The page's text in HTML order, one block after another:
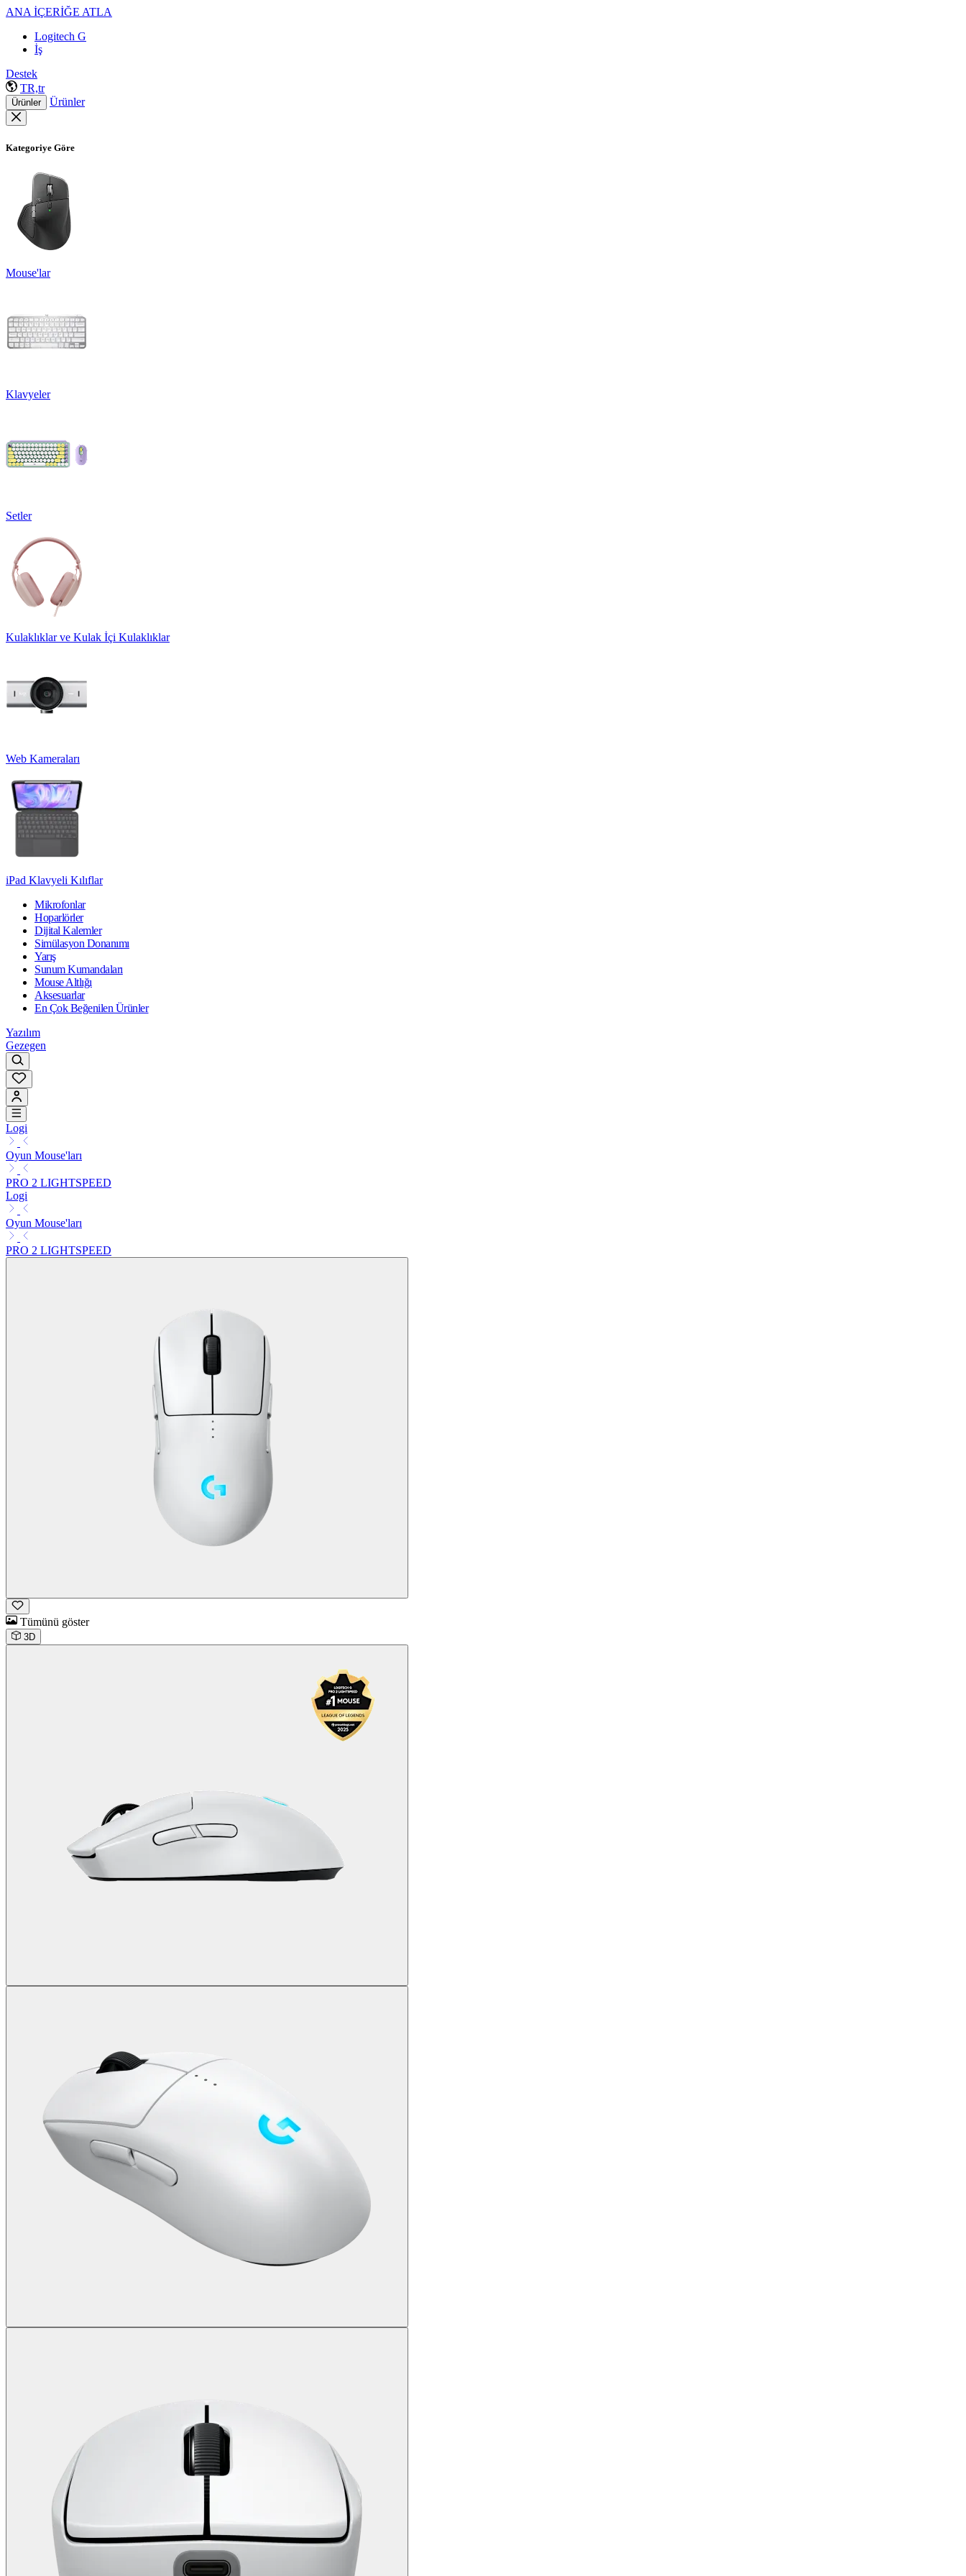
ANA İÇERİĞE ATLA
Logitech G
İş
Destek
TR,tr
Ürünler Ürünler
Kategoriye Göre
Mouse'lar
Klavyeler
Setler
Kulaklıklar ve Kulak İçi Kulaklıklar
Web Kameraları
iPad Klavyeli Kılıflar
Mikrofonlar
Hoparlörler
Dijital Kalemler
Simülasyon Donanımı
Yarış
Sunum Kumandaları
Mouse Altlığı
Aksesuarlar
En Çok Beğenilen Ürünler
Yazılım
Gezegen
Logi
Oyun Mouse'ları
PRO 2 LIGHTSPEED
Logi
Oyun Mouse'ları
PRO 2 LIGHTSPEED
Tümünü göster
3D